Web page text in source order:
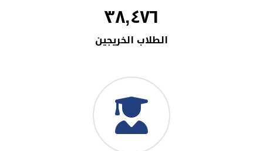
٣٨,٤٧٦
الطلاب الخريجين